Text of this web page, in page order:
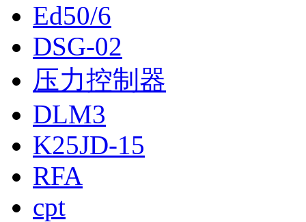
Ed50/6
DSG-02
压力控制器
DLM3
K25JD-15
RFA
cpt